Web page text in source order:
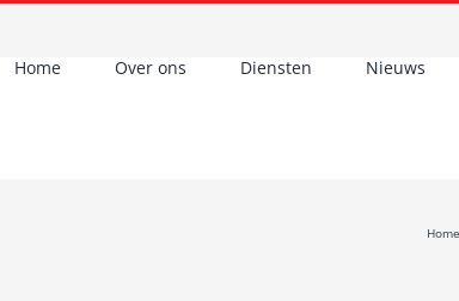
Home Over ons Diensten Nieuws
Home